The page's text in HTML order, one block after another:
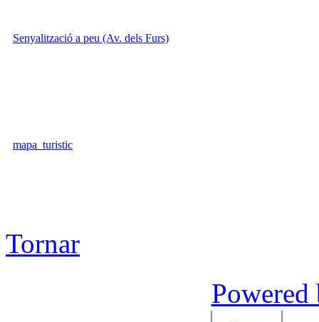
Senyalització a peu (Av. dels Furs)
mapa_turistic
Tornar